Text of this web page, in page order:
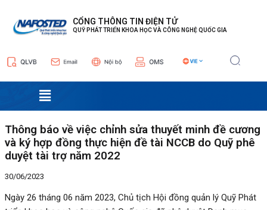
CỔNG THÔNG TIN ĐIỆN TỬ
QUỸ PHÁT TRIỂN KHOA HỌC VÀ CÔNG NGHỆ QUỐC GIA
Menu
Thông báo về việc chỉnh sửa thuyết minh đề cương
và ký hợp đồng thực hiện đề tài NCCB do Quỹ phê
duyệt tài trợ năm 2022
30/06/2023
Ngày 26 tháng 06 năm 2023, Chủ tịch Hội đồng quản lý Quỹ Phát
hướng
bài